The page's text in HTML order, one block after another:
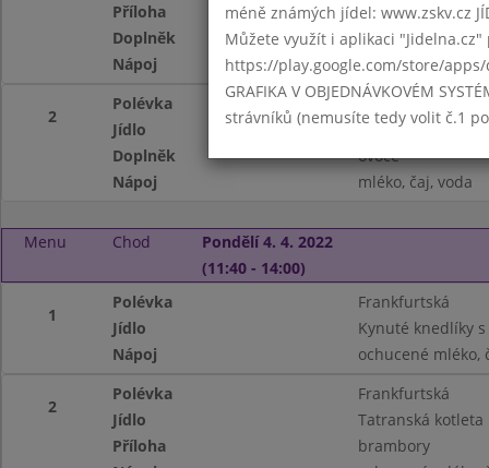
Příloha
těstoviny
Doplněk
ovoce
Nápoj
mléko, čaj, voda
2
Polévka
Zeleninová
Jídlo
Gnocchi s
Doplněk
ovoce
Nápoj
mléko, čaj, voda
Menu Chod
Pondělí 4. 4. 2022
(11:40 - 14:00)
1
Polévka
Frankfurtská
Jídlo
Kynuté knedlíky
Nápoj
ochucené mléko,
2
Polévka
Frankfurtská
Jídlo
Tatranská kotleta
Příloha
brambory
méně známých jídel: www.zskv.cz
Můžete využít i aplikaci
https://play.google.com/store/
GRAFIKA V OBJEDNÁVKOVÉM
strávníků (nemusíte tedy volit č.1